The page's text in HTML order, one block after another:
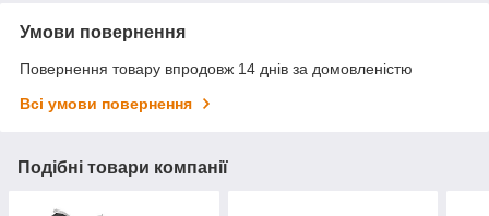
Умови повернення
Повернення товару впродовж 14 днів за домовленістю
Всі умови повернення
Подібні товари компанії